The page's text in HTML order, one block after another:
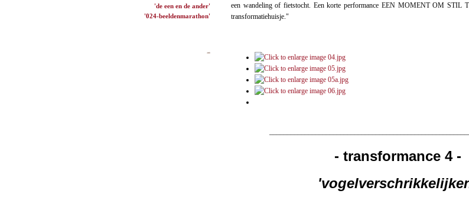
'de een en de ander'
'024-beeldenmarathon'
een wandeling of fietstocht. Een korte performance EEN MOMENT OM
transformatiehuisje."
- transformance 4 -